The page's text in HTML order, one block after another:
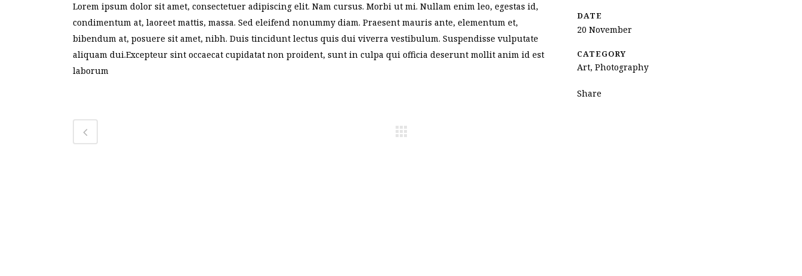
Lorem ipsum dolor sit amet, consectetuer adipiscing elit. Nam cursus. Morbi ut mi. Nullam enim leo, egestas id,
condimentum at, laoreet mattis, massa. Sed eleifend nonummy diam. Praesent mauris ante, elementum et,
bibendum at, posuere sit amet, nibh. Duis tincidunt lectus quis dui viverra vestibulum. Suspendisse vulputate
aliquam dui.Excepteur sint occaecat cupidatat non proident, sunt in culpa qui officia deserunt mollit anim id est
laborum
DATE
20 November
CATEGORY
Art, Photography
Share